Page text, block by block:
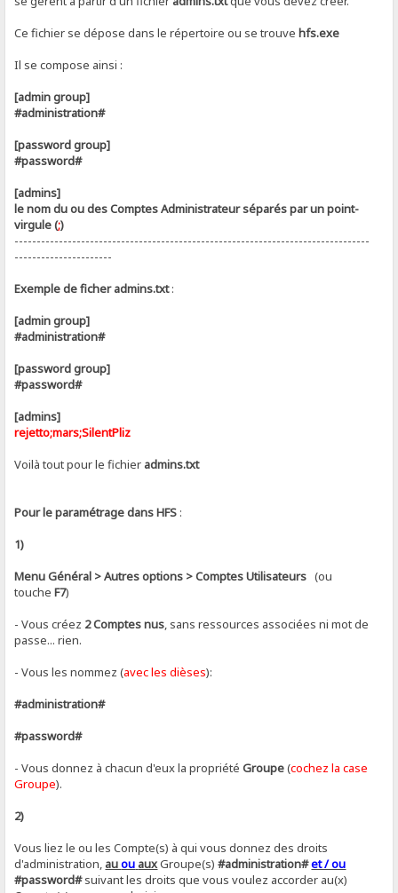
Ce fichier se dépose dans le répertoire ou se trouvehfs.exe
Il se compose ainsi :
[admin group]
#administration#
[password group]
#password#
[admins]
le nom du ou des Comptes Administrateur séparés par un point-
virgule (;)
--------------------------------------------------------------------------------
----------------------
Exemple de ficher admins.txt:
[admin group]
#administration#
[password group]
#password#
[admins]
rejetto;mars;SilentPliz
Voilà tout pour le fichier admins.txt
Pour le paramétrage dans HFS :
1)
Menu Général > Autres options > Comptes Utilisateurs (ou
touche F7)
- Vous créez 2 Comptes nus, sans ressources associées ni mot de
passe... rien.
- Vous les nommez (avec les dièses):
#administration#
#password#
- Vous donnez à chacun d'eux la propriétéGroupe(cochez la case
Groupe).
2)
Vous liez le ou les Compte(s) à qui vous donnez des droits
d'administration, auou auxGroupe(s)#administration#et / ou
#password#suivant les droits que vous voulez accorder au(x)